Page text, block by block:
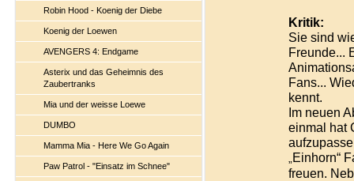
Robin Hood - Koenig der Diebe
Koenig der Loewen
AVENGERS 4: Endgame
Asterix und das Geheimnis des
Zaubertranks
Mia und der weisse Loewe
DUMBO
Mamma Mia - Here We Go Again
Paw Patrol - "Einsatz im Schnee"
Kritik:
Sie sind
Freunde...
Fans...
kennt.
Im neuen
einmal hat
„Einhorn“
freuen.